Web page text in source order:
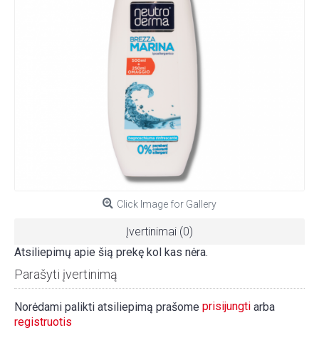
Click Image for Gallery
Įvertinimai (0)
Atsiliepimų apie šią prekę kol kas nėra.
Parašyti įvertinimą
Norėdami palikti atsiliepimą prašome prisijungti arba
registruotis